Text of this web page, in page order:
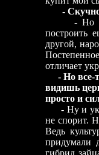
-
- Но это
построить
другой,
отличает
- Но все-
видишь
просто и
- Ну и
не спорит.
Ведь
придумали
гибрид